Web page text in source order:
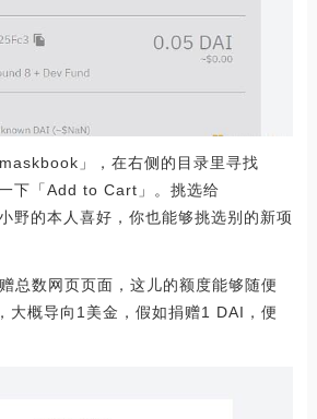
」，在右侧的目录里寻找
下「Add to Cart」。挑选给
野的本人喜好，你也能够挑选别的新项
总数网页页面，这儿的额度能够随便
大概导向1美金，假如捐赠1 DAI，便